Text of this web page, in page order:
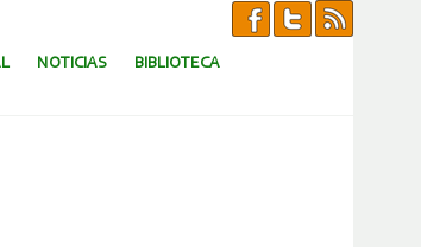
NOTICIAS BIBLIOTECA